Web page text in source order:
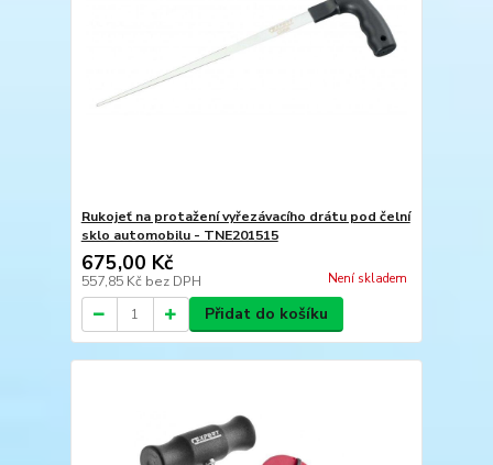
Rukojeť na protažení vyřezávacího drátu pod čelní
sklo automobilu - TNE201515
675,00 Kč
557,85 Kč bez DPH Není skladem
Přidat do košíku